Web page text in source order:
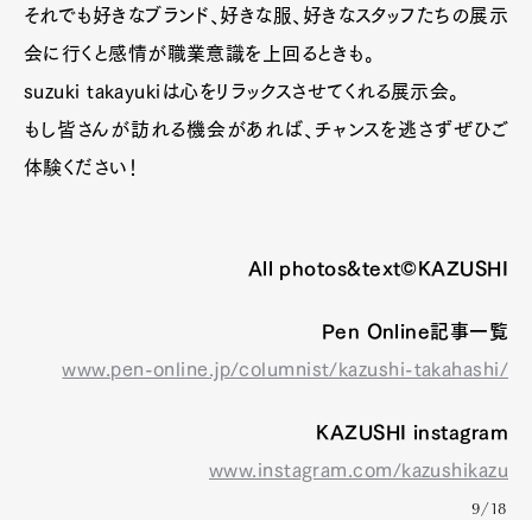
それでも好きなブランド、好きな服、好きなスタッフたちの展示
会に行くと感情が職業意識を上回るときも。
suzuki takayukiは心をリラックスさせてくれる展示会。
もし皆さんが訪れる機会があれば、チャンスを逃さずぜひご
体験ください！
All photos&text©KAZUSHI
Pen Online記事一覧
www.pen-online.jp/columnist/kazushi-takahashi/
KAZUSHI instagram
www.instagram.com/kazushikazu
9/18